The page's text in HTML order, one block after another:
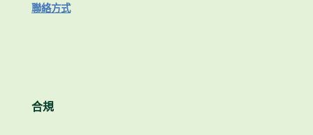
聯絡方式
合規